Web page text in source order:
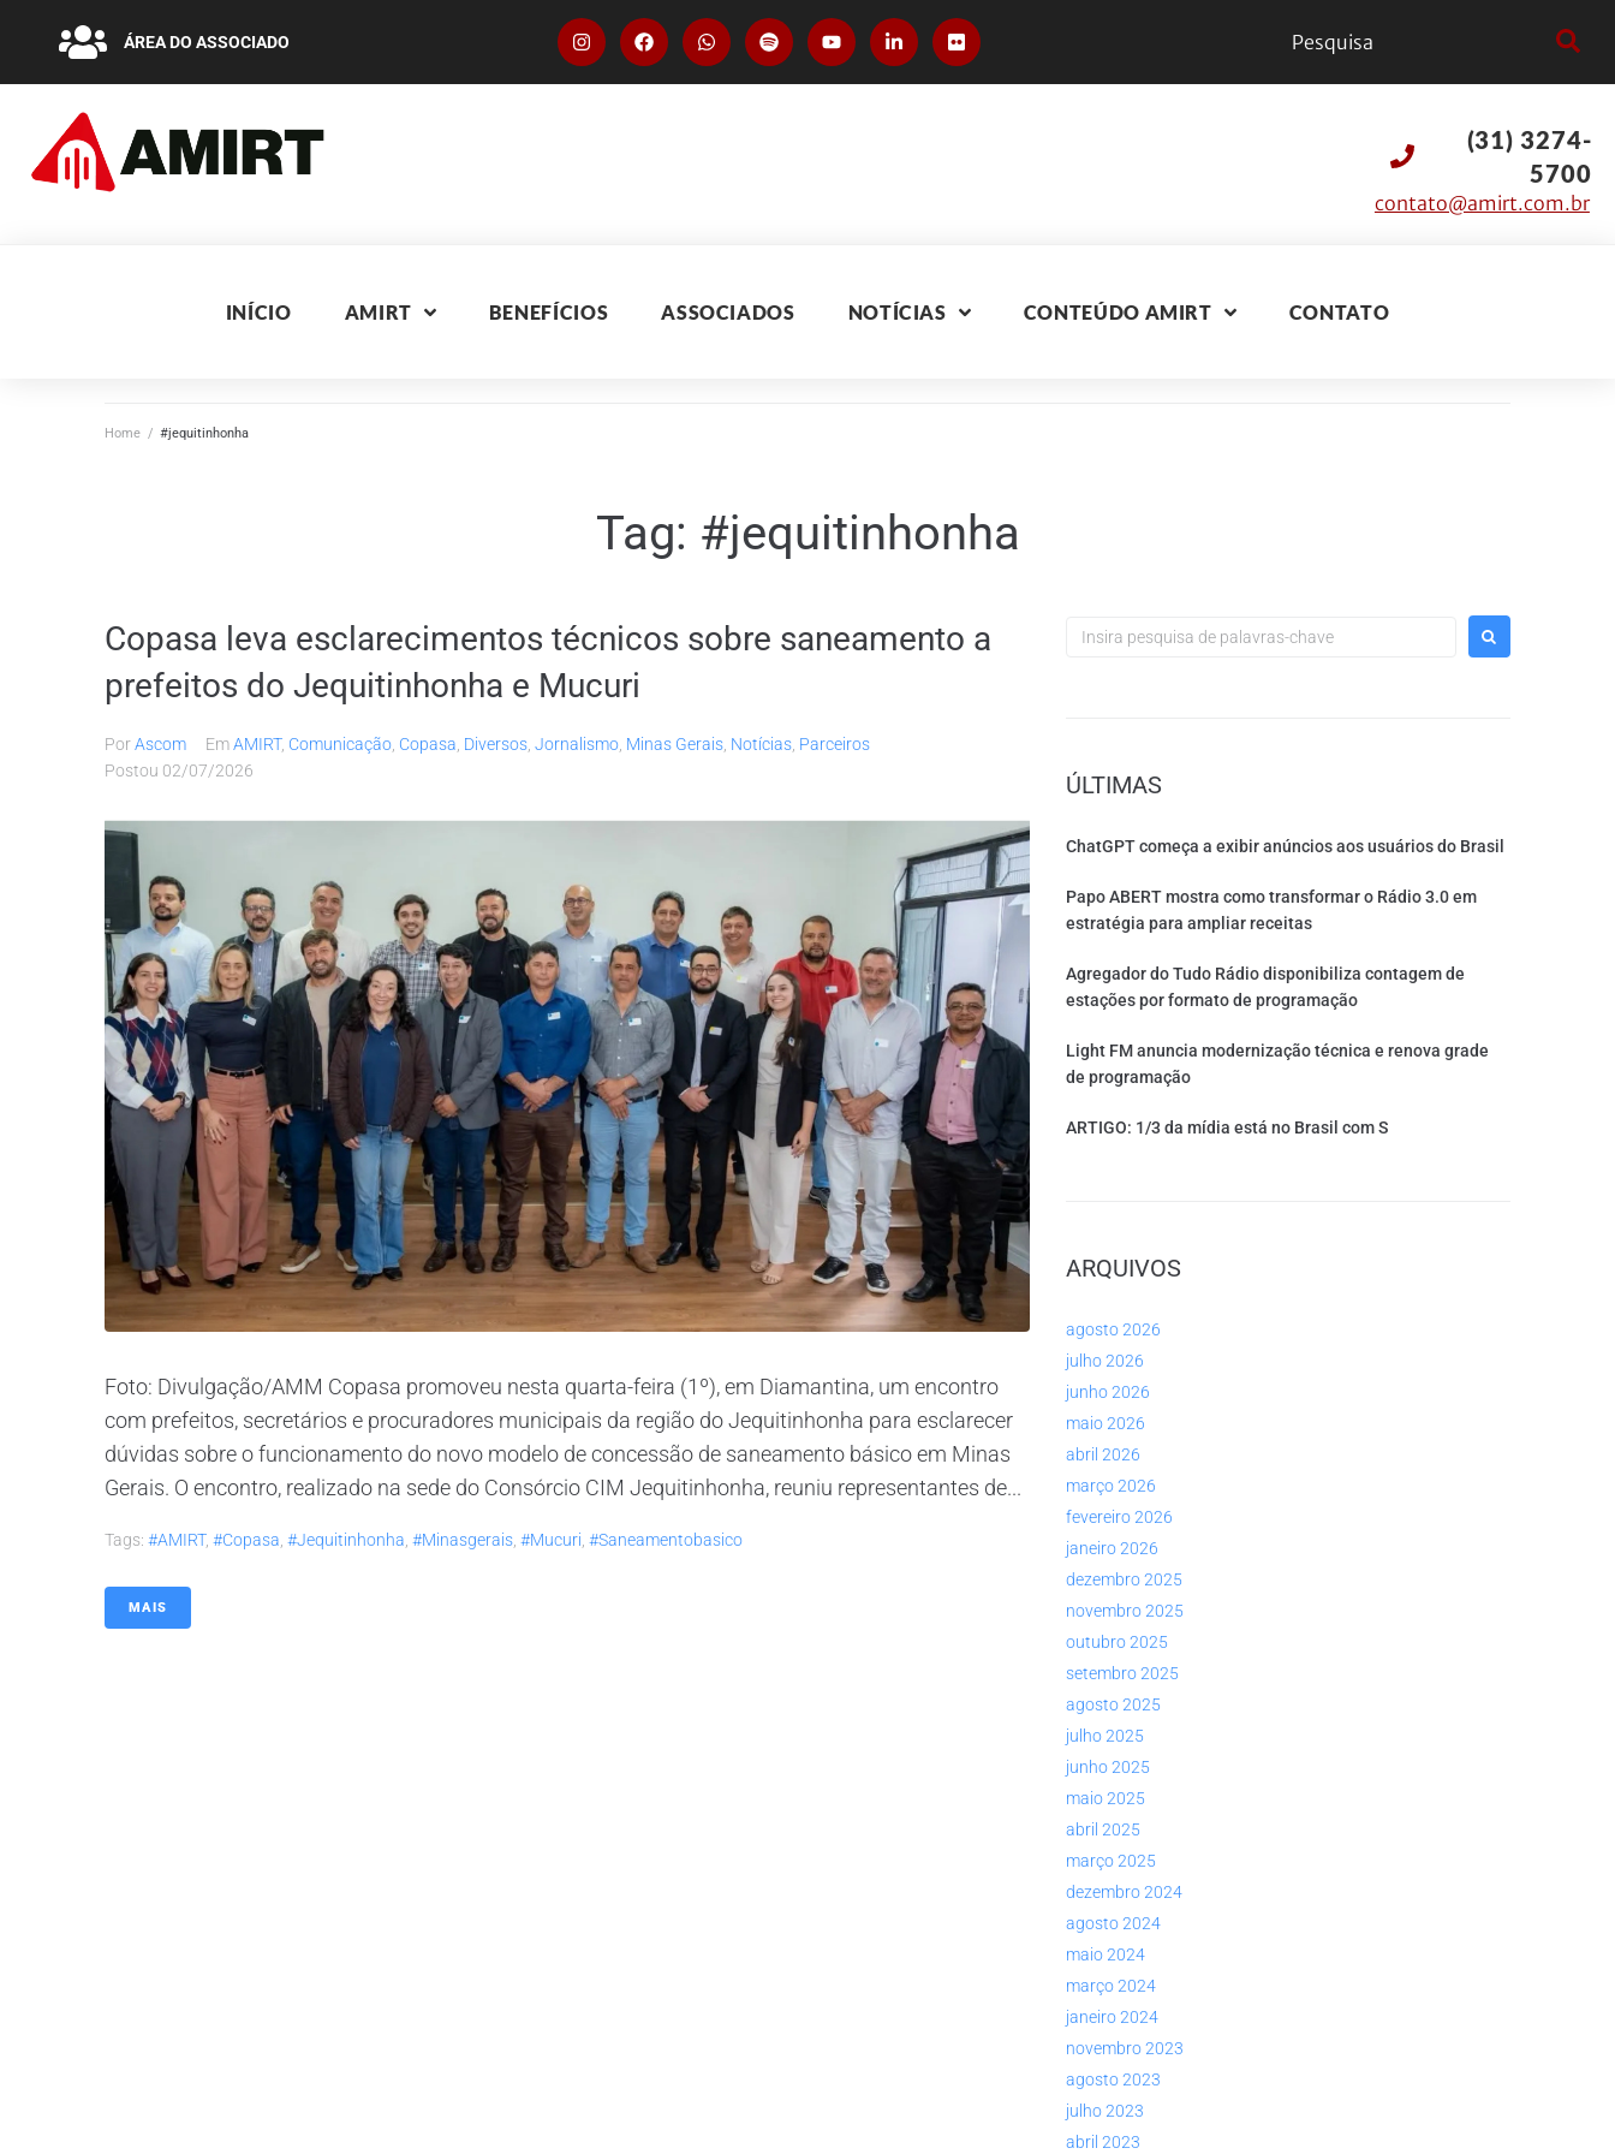
ÁREA DO ASSOCIADO
(31) 3274-
5700
contato@amirt.com.br
INÍCIO AMIRT BENEFÍCIOS ASSOCIADOS NOTÍCIAS CONTEÚDO AMIRT CONTATO
Home / #jequitinhonha
Tag: #jequitinhonha
Copasa leva esclarecimentos técnicos sobre saneamento a
prefeitos do Jequitinhonha e Mucuri
PorAscom EmAMIRT, Comunicação Copasa Diversos Jornalismo Minas Gerais Notícias Parceiros
Postou 02/07/2026
Foto: Divulgação/AMM Copasa promoveu nesta quarta-feira (1º), em Diamantina, um encontro
com prefeitos, secretários e procuradores municipais da região do Jequitinhonha para esclarecer
dúvidas sobre o funcionamento do novo modelo de concessão de saneamento básico em Minas
Gerais. O encontro, realizado na sede do Consórcio CIM Jequitinhonha, reuniu representantes de...
Tags: #AMIRT, #copasa #jequitinhonha #minasgerais #mucuri #saneamentobasico
MAIS
ÚLTIMAS
ChatGPT começa a exibir anúncios aos usuários do Brasil
Papo ABERT mostra como transformar o Rádio 3.0 em
estratégia para ampliar receitas
Agregador do Tudo Rádio disponibiliza contagem de
estações por formato de programação
Light FM anuncia modernização técnica e renova grade
de programação
ARTIGO: 1/3 da mídia está no Brasil com S
ARQUIVOS
agosto 2026
julho 2026
junho 2026
maio 2026
abril 2026
março 2026
fevereiro 2026
janeiro 2026
dezembro 2025
novembro 2025
outubro 2025
setembro 2025
agosto 2025
julho 2025
junho 2025
maio 2025
abril 2025
março 2025
dezembro 2024
agosto 2024
maio 2024
março 2024
janeiro 2024
novembro 2023
agosto 2023
julho 2023
abril 2023